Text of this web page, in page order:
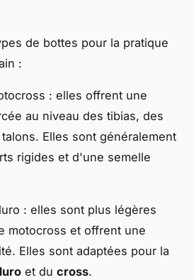
de bottes pour la pratique
:
: elles offrent une
au niveau des tibias, des
Elles sont généralement
rigides et d'une semelle
: elles sont plus légères
motocross et offrent une
Elles sont adaptées pour la
et du cross.